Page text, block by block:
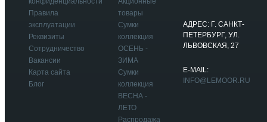
Правила
эксплуатации
Реквизиты
Сотрудничество
Вакансии
Карта сайта
Блог
товары
Сумки
коллекция
ОСЕНЬ -
ЗИМА
Сумки
коллекция
ВЕСНА -
ЛЕТО
Распродажа
АДРЕС: Г. САНКТ-
ПЕТЕРБУРГ, УЛ.
ЛЬВОВСКАЯ, 27
E-MAIL:
INFO@LEMOOR.RU